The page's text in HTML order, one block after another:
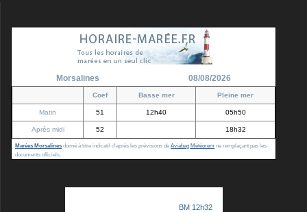
Morsalines 08/08/2026
Coef Basse mer Pleine mer
Matin 51 12h40 05h50
Après midi 52 18h32
Marées Morsalines donné à titre indicatif d'après les prévisions de Aviabag Météorem ne remplaçant pas les
documents officiels.